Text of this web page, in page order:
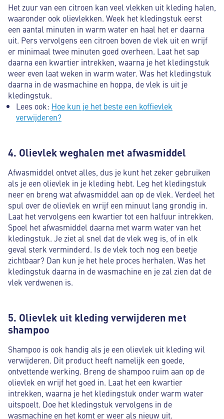
Het zuur van een citroen kan veel vlekken uit kleding halen,
waaronder ook olievlekken. Week het kledingstuk eerst
een aantal minuten in warm water en haal het er daarna
uit. Pers vervolgens een citroen boven de vlek uit en wrijf
er minimaal twee minuten goed overheen. Laat het sap
daarna een kwartier intrekken, waarna je het kledingstuk
weer even laat weken in warm water. Was het kledingstuk
daarna in de wasmachine en hoppa, de vlek is uit je
kledingstuk.
Lees ook: Hoe kun je het beste een koffievlek
verwijderen?
4. Olievlek weghalen met afwasmiddel
Afwasmiddel ontvet alles, dus je kunt het zeker gebruiken
als je een olievlek in je kleding hebt. Leg het kledingstuk
neer en breng wat afwasmiddel aan op de vlek. Verdeel het
spul over de olievlek en wrijf een minuut lang grondig in.
Laat het vervolgens een kwartier tot een halfuur intrekken.
Spoel het afwasmiddel daarna met warm water van het
kledingstuk. Je ziet al snel dat de vlek weg is, of in elk
geval sterk verminderd. Is de vlek toch nog een beetje
zichtbaar? Dan kun je het hele proces herhalen. Was het
kledingstuk daarna in de wasmachine en je zal zien dat de
vlek verdwenen is.
5. Olievlek uit kleding verwijderen met
shampoo
Shampoo is ook handig als je een olievlek uit kleding wil
verwijderen. Dit product heeft namelijk een goede,
ontvettende werking. Breng de shampoo ruim aan op de
olievlek en wrijf het goed in. Laat het een kwartier
intrekken, waarna je het kledingstuk onder warm water
uitspoelt. Doe het kledingstuk vervolgens in de
wasmachine en het komt er weer als nieuw uit.